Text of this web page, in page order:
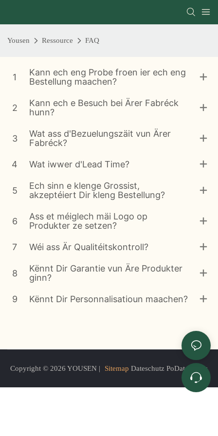
Yousen Ressource FAQ
1
Kann ech eng Probe froen ier ech eng
Bestellung maachen?
2
Kann ech e Besuch bei Ärer Fabréck
hunn?
3
Wat ass d'Bezuelungszäit vun Ärer
Fabréck?
4 Wat iwwer d'Lead Time?
5
Ech sinn e klenge Grossist,
akzeptéiert Dir kleng Bestellung?
6
Ass et méiglech mäi Logo op
Produkter ze setzen?
7 Wéi ass Är Qualitéitskontroll?
8
Kënnt Dir Garantie vun Äre Produkter
ginn?
9 Kënnt Dir Personnalisatioun maachen?
Copyright © 2026 YOUSEN | Sitemap Dateschutz PoDateschutz